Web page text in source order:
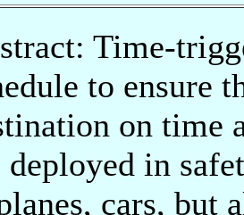
Time-
to ensure
on time
deployed in
cars, but